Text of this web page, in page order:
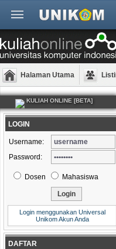
Halaman Utama
KULIAH ONLINE [BETA]
LOGIN
Username:
Password:
Dosen Mahasiswa
Login menggunakan Universal
Unikom Akun Anda
DAFTAR